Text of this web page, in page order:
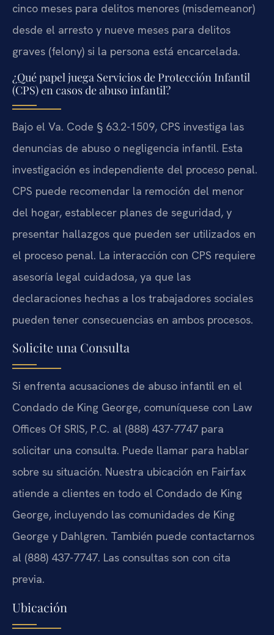
cinco meses para delitos menores (misdemeanor)
desde el arresto y nueve meses para delitos
graves (felony) si la persona está encarcelada.
¿Qué papel juega Servicios de Protección Infantil
(CPS) en casos de abuso infantil?
Bajo el Va. Code § 63.2-1509, CPS investiga las
denuncias de abuso o negligencia infantil. Esta
investigación es independiente del proceso penal.
CPS puede recomendar la remoción del menor
del hogar, establecer planes de seguridad, y
presentar hallazgos que pueden ser utilizados en
el proceso penal. La interacción con CPS requiere
asesoría legal cuidadosa, ya que las
declaraciones hechas a los trabajadores sociales
pueden tener consecuencias en ambos procesos.
Solicite una Consulta
Si enfrenta acusaciones de abuso infantil en el
Condado de King George, comuníquese con Law
Offices Of SRIS, P.C. al (888) 437-7747 para
solicitar una consulta. Puede llamar para hablar
sobre su situación. Nuestra ubicación en Fairfax
atiende a clientes en todo el Condado de King
George, incluyendo las comunidades de King
George y Dahlgren. También puede contactarnos
al (888) 437-7747. Las consultas son con cita
previa.
Ubicación